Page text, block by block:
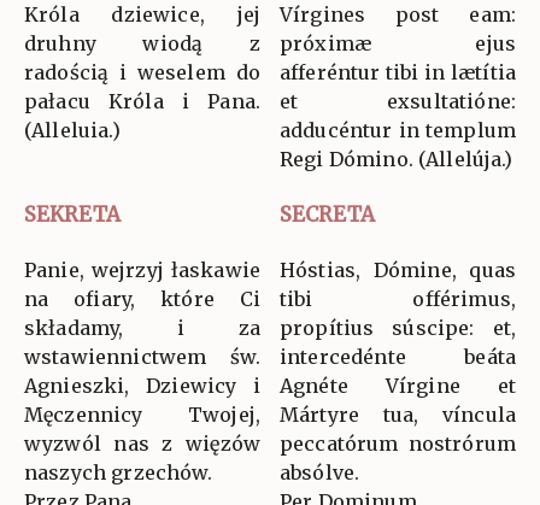
Króla dziewice, jej
druhny wiodą z
radością i weselem do
pałacu Króla i Pana.
(Alleluia.)
Vírgines post eam:
próximæ ejus
afferéntur tibi in lætítia
et exsultatióne:
adducéntur in templum
Regi Dómino. (Allelúja.)
SEKRETA SECRETA
Panie, wejrzyj łaskawie
na ofiary, które Ci
składamy, i za
wstawiennictwem św.
Agnieszki, Dziewicy i
Męczennicy Twojej,
wyzwól nas z więzów
naszych grzechów.
Hóstias, Dómine, quas
tibi offérimus,
propítius súscipe: et,
intercedénte beáta
Agnéte Vírgine et
Mártyre tua, víncula
peccatórum nostrórum
absólve.